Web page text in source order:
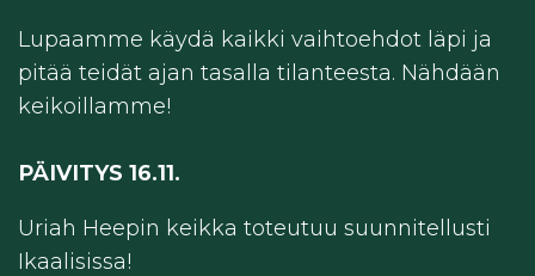
Lupaamme käydä kaikki vaihtoehdot läpi ja
pitää teidät ajan tasalla tilanteesta. Nähdään
keikoillamme!
PÄIVITYS 16.11.
Uriah Heepin keikka toteutuu suunnitellusti
Ikaalisissa!